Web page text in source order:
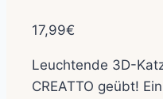
17,99€
Leuchtende 3D-
CREATTO geübt!